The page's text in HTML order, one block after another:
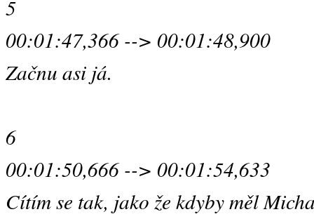
5
00:01:47,366 --> 00:01:48,900
Začnu asi já.
6
00:01:50,666 --> 00:01:54,633
Cítím se tak, jako že kdyby měl